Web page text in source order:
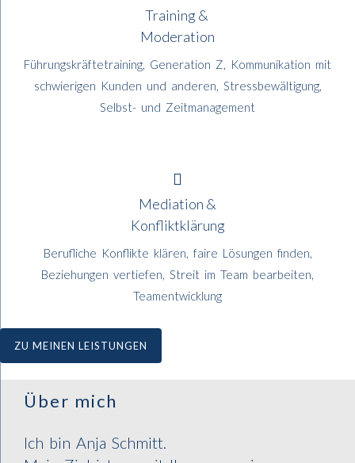
Training &
Moderation
Führungskräftetraining, Generation Z, Kommunikation mit
schwierigen Kunden und anderen, Stressbewältigung,
Selbst- und Zeitmanagement
Mediation &
Konfliktklärung
Berufliche Konflikte klären, faire Lösungen finden,
Beziehungen vertiefen, Streit im Team bearbeiten,
Teamentwicklung
ZU MEINEN LEISTUNGEN
Über mich
Ich bin Anja Schmitt.